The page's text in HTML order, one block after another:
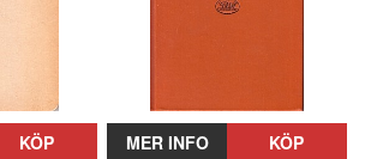
KÖP MER INFO KÖP